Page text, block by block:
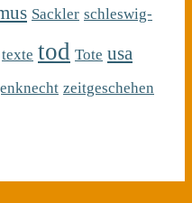
Sackler schleswig-
texte tod Tote usa
zeitgeschehen